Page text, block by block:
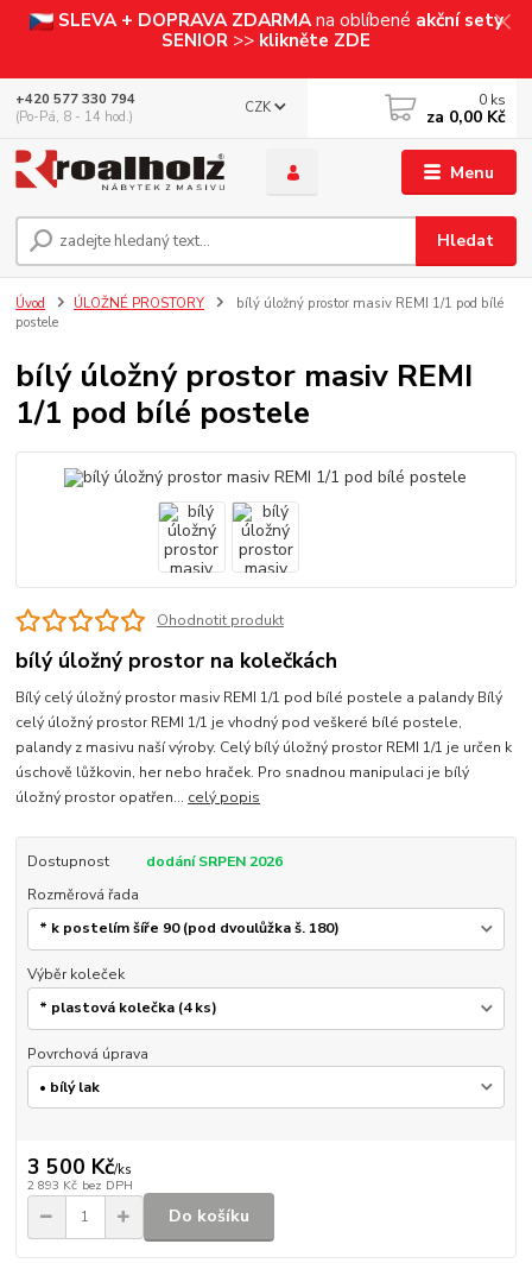
SLEVA + DOPRAVA ZDARMAna oblíbené akční sety
SENIOR >> klikněte ZDE
Menu
CZK
Hledat
+420 577 330 794
(Po-Pá, 8 - 14 hod.)
0 ks
za 0,00 Kč
Úvod ÚLOŽNÉ PROSTORY
bílý úložný prostor masiv REMI 1/1 pod bílé
postele
bílý úložný prostor masiv REMI
1/1 pod bílé postele
Ohodnotit produkt
bílý úložný prostor na kolečkách
Bílý celý úložný prostor masiv REMI 1/1 pod bílé postele a palandy Bílý
celý úložný prostor REMI 1/1 je vhodný pod veškeré bílé postele,
palandy z masivu naší výroby. Celý bílý úložný prostor REMI 1/1 je určen k
úschově lůžkovin, her nebo hraček. Pro snadnou manipulaci je bílý
úložný prostor opatřen... celý popis
Dostupnost
dodání SRPEN 2026
Rozměrová řada
Výběr koleček
Povrchová úprava
3 500 Kč/ks
2 893 Kč bez DPH
Do košíku